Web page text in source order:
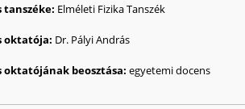
tanszéke: Elméleti Fizika Tanszék
oktatója: Dr. Pályi András
oktatójának beosztása:egyetemi docens